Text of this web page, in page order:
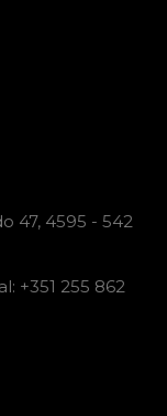
47, 4595 - 542
+351 255 862